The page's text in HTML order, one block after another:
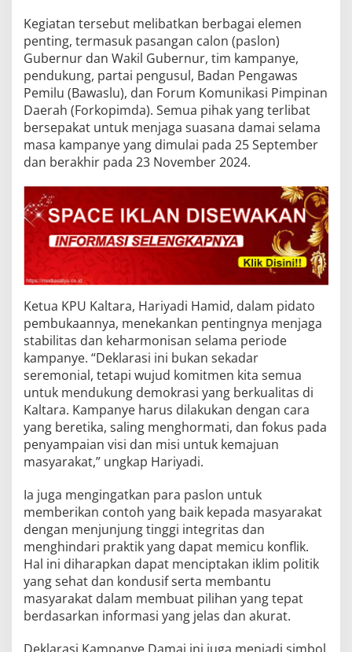
Kegiatan tersebut melibatkan berbagai elemen
penting, termasuk pasangan calon (paslon)
Gubernur dan Wakil Gubernur, tim kampanye,
pendukung, partai pengusul, Badan Pengawas
Pemilu (Bawaslu), dan Forum Komunikasi Pimpinan
Daerah (Forkopimda). Semua pihak yang terlibat
bersepakat untuk menjaga suasana damai selama
masa kampanye yang dimulai pada 25 September
dan berakhir pada 23 November 2024.
Ketua KPU Kaltara, Hariyadi Hamid, dalam pidato
pembukaannya, menekankan pentingnya menjaga
stabilitas dan keharmonisan selama periode
kampanye. “Deklarasi ini bukan sekadar
seremonial, tetapi wujud komitmen kita semua
untuk mendukung demokrasi yang berkualitas di
Kaltara. Kampanye harus dilakukan dengan cara
yang beretika, saling menghormati, dan fokus pada
penyampaian visi dan misi untuk kemajuan
masyarakat,” ungkap Hariyadi.
Ia juga mengingatkan para paslon untuk
memberikan contoh yang baik kepada masyarakat
dengan menjunjung tinggi integritas dan
menghindari praktik yang dapat memicu konflik.
Hal ini diharapkan dapat menciptakan iklim politik
yang sehat dan kondusif serta membantu
masyarakat dalam membuat pilihan yang tepat
berdasarkan informasi yang jelas dan akurat.